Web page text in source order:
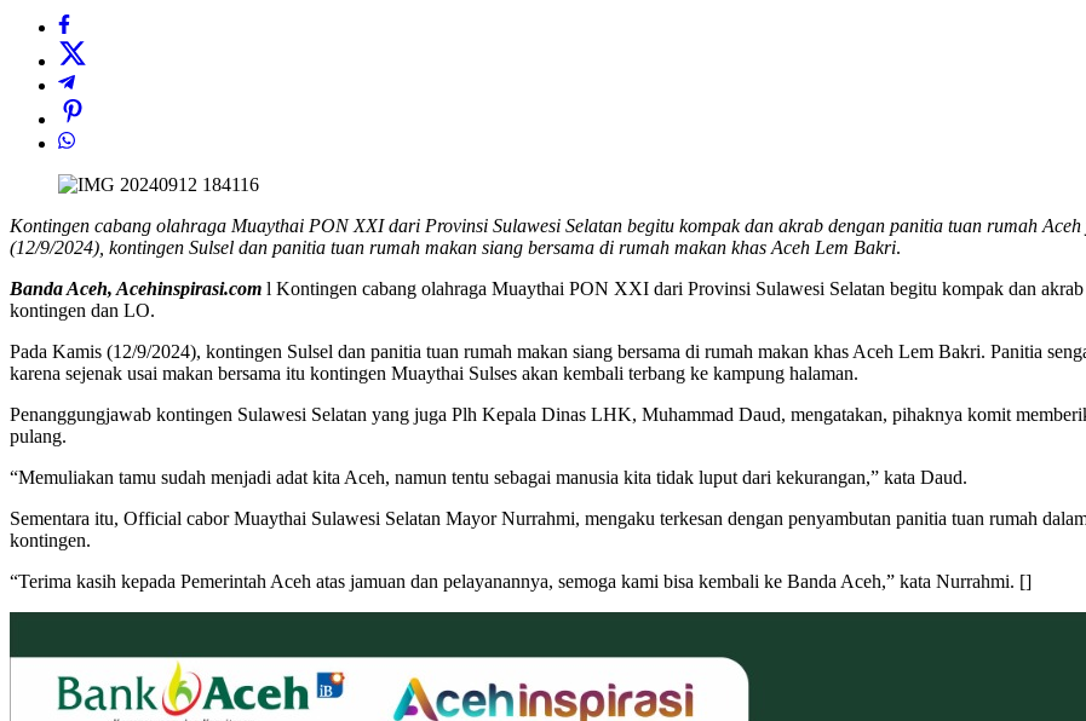
Kontingen cabang olahraga Muaythai PON XXI dari Provinsi Sulawesi Selatan begitu kompak dan akrab dengan panitia tuan rumah
(12/9/2024), kontingen Sulsel dan panitia tuan rumah makan siang bersama di rumah makan khas Aceh Lem Bakri.
Banda Aceh, Acehinspirasi.com l Kontingen cabang olahraga Muaythai PON XXI dari Provinsi Sulawesi Selatan begitu kompak dan
kontingen dan LO.
Pada Kamis (12/9/2024), kontingen Sulsel dan panitia tuan rumah makan siang bersama di rumah makan khas Aceh Lem Bakri. Panitia
karena sejenak usai makan bersama itu kontingen Muaythai Sulses akan kembali terbang ke kampung halaman.
Penanggungjawab kontingen Sulawesi Selatan yang juga Plh Kepala Dinas LHK, Muhammad Daud, mengatakan, pihaknya komit
pulang.
“Memuliakan tamu sudah menjadi adat kita Aceh, namun tentu sebagai manusia kita tidak luput dari kekurangan,” kata Daud.
Sementara itu, Official cabor Muaythai Sulawesi Selatan Mayor Nurrahmi, mengaku terkesan dengan penyambutan panitia tuan rumah
kontingen.
“Terima kasih kepada Pemerintah Aceh atas jamuan dan pelayanannya, semoga kami bisa kembali ke Banda Aceh,” kata Nurrahmi. []